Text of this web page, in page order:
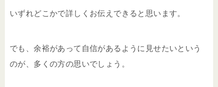
いずれどこかで詳しくお伝えできると思います。
でも、余裕があって自信があるように見せたいという
のが、多くの方の思いでしょう。